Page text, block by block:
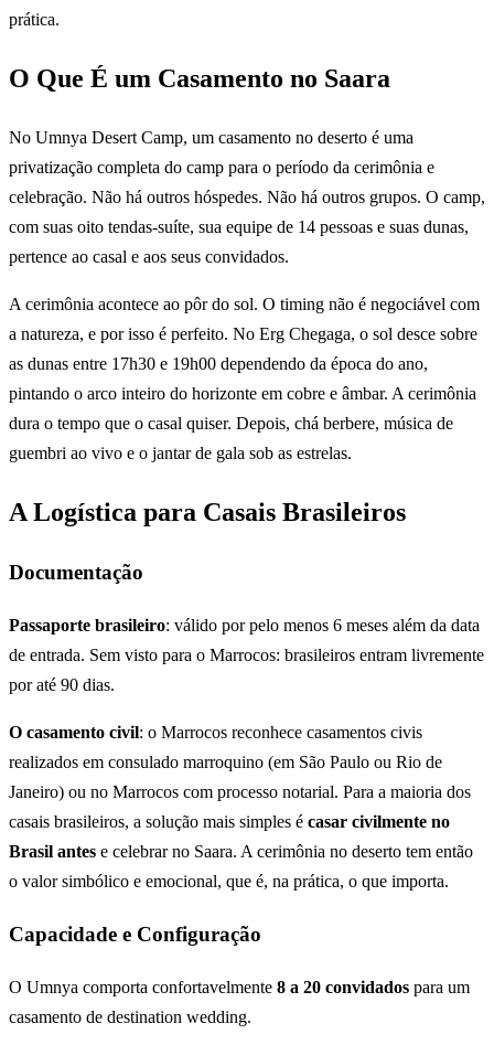
prática.
O Que É um Casamento no Saara
No Umnya Desert Camp, um casamento no deserto é uma
privatização completa do camp para o período da cerimônia e
celebração. Não há outros hóspedes. Não há outros grupos. O camp,
com suas oito tendas-suíte, sua equipe de 14 pessoas e suas dunas,
pertence ao casal e aos seus convidados.
A cerimônia acontece ao pôr do sol. O timing não é negociável com
a natureza, e por isso é perfeito. No Erg Chegaga, o sol desce sobre
as dunas entre 17h30 e 19h00 dependendo da época do ano,
pintando o arco inteiro do horizonte em cobre e âmbar. A cerimônia
dura o tempo que o casal quiser. Depois, chá berbere, música de
guembri ao vivo e o jantar de gala sob as estrelas.
A Logística para Casais Brasileiros
Documentação
Passaporte brasileiro: válido por pelo menos 6 meses além da data
de entrada. Sem visto para o Marrocos: brasileiros entram livremente
por até 90 dias.
O casamento civil: o Marrocos reconhece casamentos civis
realizados em consulado marroquino (em São Paulo ou Rio de
Janeiro) ou no Marrocos com processo notarial. Para a maioria dos
casais brasileiros, a solução mais simples é casar civilmente no
Brasil antes e celebrar no Saara. A cerimônia no deserto tem então
o valor simbólico e emocional, que é, na prática, o que importa.
Capacidade e Configuração
O Umnya comporta confortavelmente 8 a 20 convidados para um
casamento de destination wedding.